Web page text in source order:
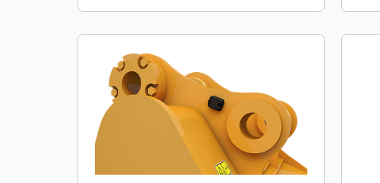
يزيد استهلاك الوقود إلى الحد الأقصى أثناء
تحميل كمية أكبر من المواد في أقل وقت
ممكن. يساعد شكل الجرافة والقضبان
الجانبية على الاحتفاظ بمعظم المواد في